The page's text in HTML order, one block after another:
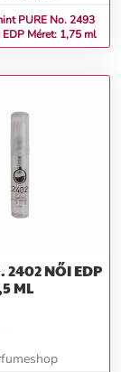
PURE No. 2493
Női EDP Méret: 1,75 ml
NŐI EDP
ML